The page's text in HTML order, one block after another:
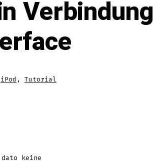
Verbindung
iPod , Tutorial
keine